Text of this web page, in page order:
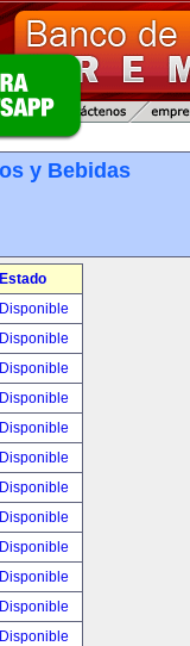
y Bebidas
Estado
Disponible
Disponible
Disponible
Disponible
Disponible
Disponible
Disponible
Disponible
Disponible
Disponible
Disponible
Disponible